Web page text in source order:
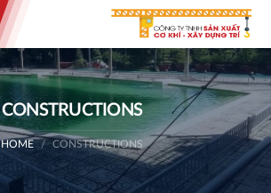
CONSTRUCTIONS
HOME CONSTRUCTIONS